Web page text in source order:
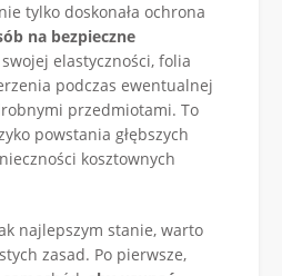
tylko doskonała ochrona
na bezpieczne
elastyczności, folia
podczas ewentualnej
przedmiotami. To
powstania głębszych
kosztownych
najlepszym stanie, warto
zasad. Po pierwsze,